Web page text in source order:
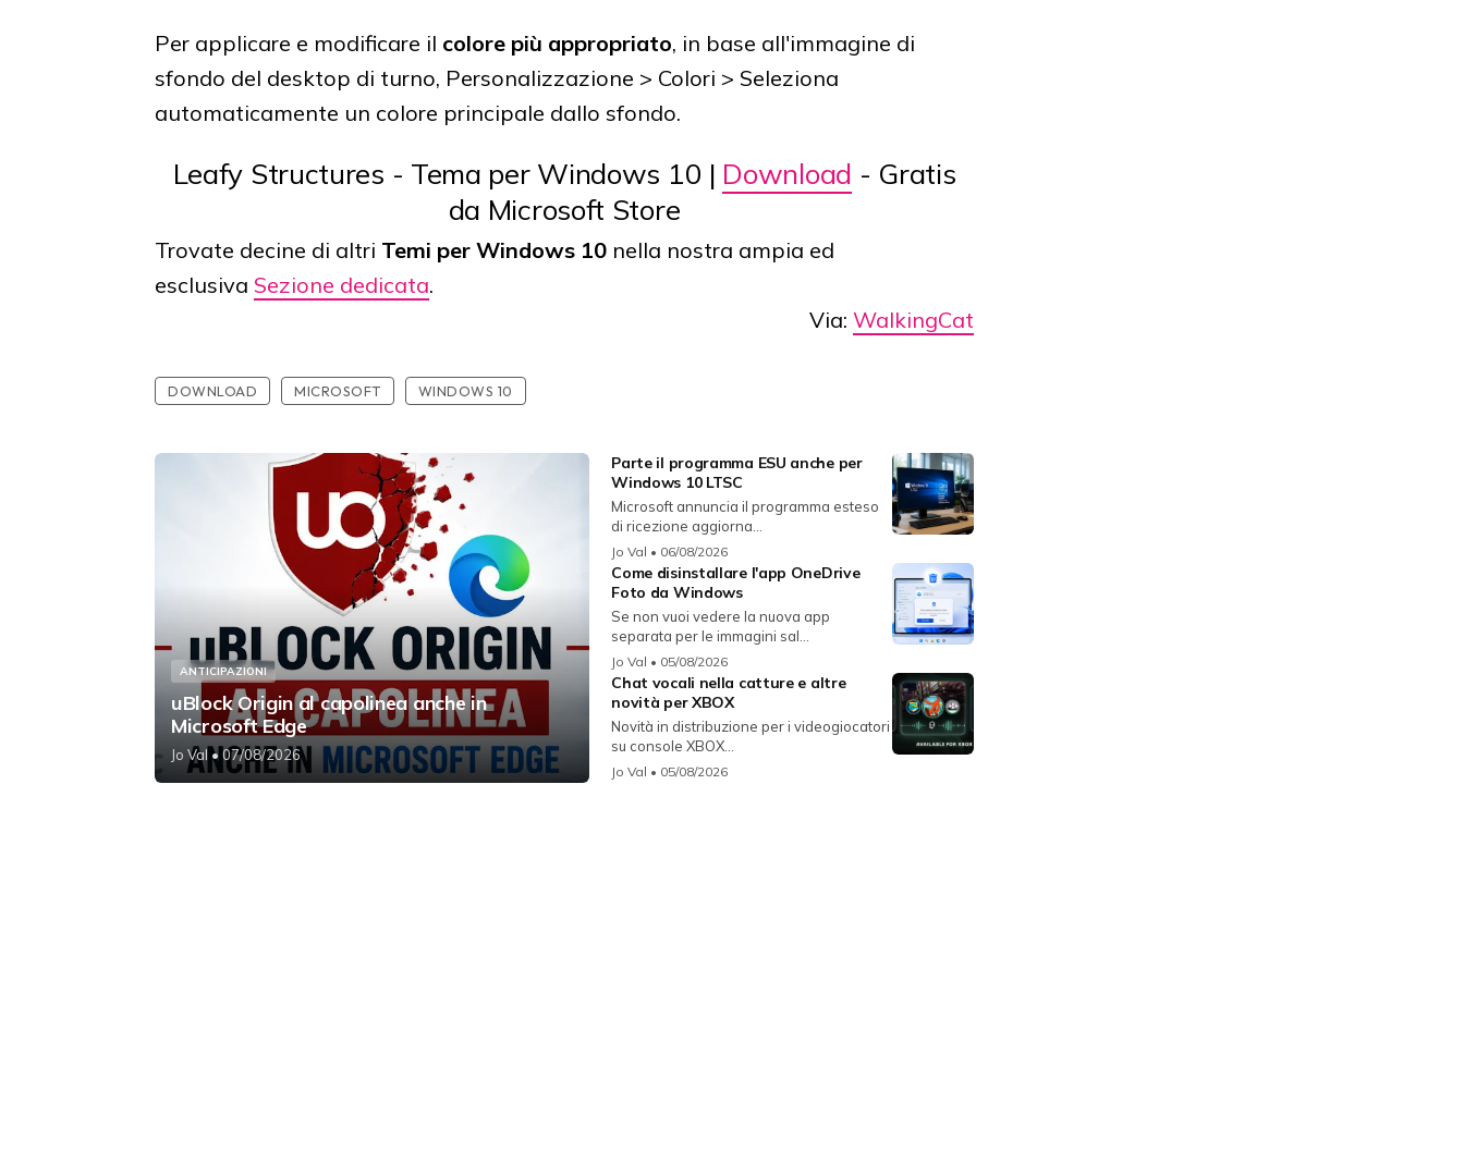
Per applicare e modificare il colore più appropriato, in base all'immagine di
sfondo del desktop di turno, Personalizzazione > Colori > Seleziona
automaticamente un colore principale dallo sfondo.
Leafy Structures - Tema per Windows 10 | Download - Gratis
da Microsoft Store
Trovate decine di altri Temi per Windows 10 nella nostra ampia ed
esclusiva Sezione dedicata.
Via: WalkingCat
DOWNLOAD MICROSOFT WINDOWS 10
ANTICIPAZIONI
uBlock Origin al capolinea anche in
Microsoft Edge
Jo Val • 07/08/2026
Parte il programma ESU anche per
Windows 10 LTSC
Microsoft annuncia il programma esteso
di ricezione aggiorna...
Jo Val • 06/08/2026
Come disinstallare l'app OneDrive
Foto da Windows
Se non vuoi vedere la nuova app
separata per le immagini sal...
Jo Val • 05/08/2026
Chat vocali nella catture e altre
novità per XBOX
Novità in distribuzione per i videogiocatori
su console XBOX...
Jo Val • 05/08/2026